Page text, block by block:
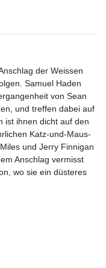
der Weissen
Samuel Haden
von Sean
und treffen dabei auf
ist ihnen dicht auf den
Katz-und-Maus-
und Jerry Finnigan
Anschlag vermisst
wo sie ein düsteres